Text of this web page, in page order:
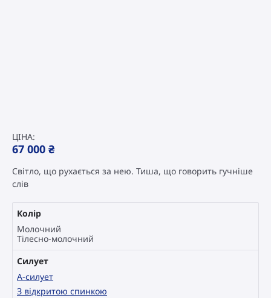
ЦІНА:
67 000 ₴
Світло, що рухається за нею. Тиша, що говорить гучніше
слів
Колір
Молочний
Тілесно-молочний
Силует
А-силует
З відкритою спинкою